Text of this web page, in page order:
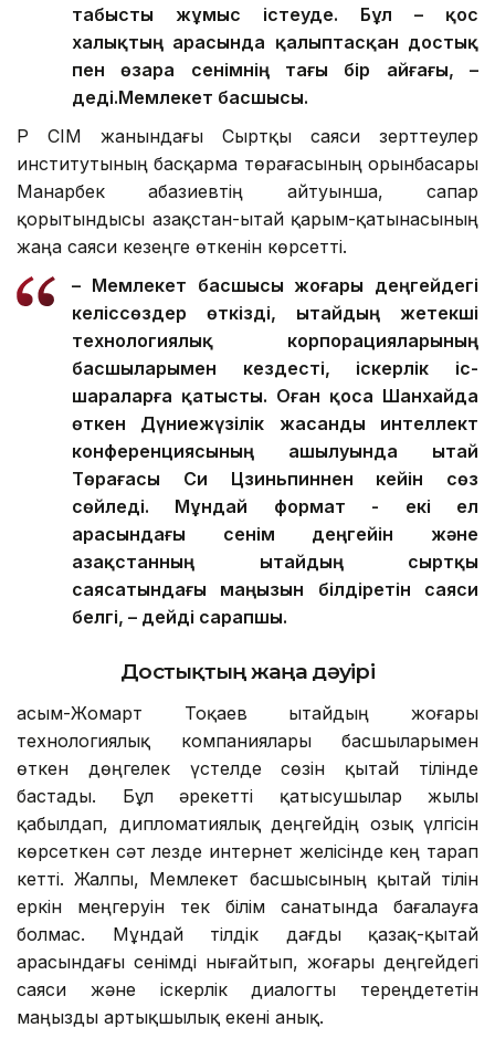
табысты жұмыс істеуде. Бұл – қос
халықтың арасында қалыптасқан достық
пен өзара сенімнің тағы бір айғағы, –
деді.Мемлекет басшысы.
ҚР СІМ жанындағы Сыртқы саяси зерттеулер
институтының басқарма төрағасының орынбасары
Манарбек Қабазиевтің айтуынша, сапар
қорытындысы Қазақстан-Қытай қарым-қатынасының
жаңа саяси кезеңге өткенін көрсетті.
– Мемлекет басшысы жоғары деңгейдегі
келіссөздер өткізді, Қытайдың жетекші
технологиялық корпорацияларының
басшыларымен кездесті, іскерлік іс-
шараларға қатысты. Оған қоса Шанхайда
өткен Дүниежүзілік жасанды интеллект
конференциясының ашылуында Қытай
Төрағасы Си Цзиньпиннен кейін сөз
сөйледі. Мұндай формат - екі ел
арасындағы сенім деңгейін және
Қазақстанның Қытайдың сыртқы
саясатындағы маңызын білдіретін саяси
белгі, – дейді сарапшы.
Достықтың жаңа дәуірі
Қасым-Жомарт Тоқаев Қытайдың жоғары
технологиялық компаниялары басшыларымен
өткен дөңгелек үстелде сөзін қытай тілінде
бастады. Бұл әрекетті қатысушылар жылы
қабылдап, дипломатиялық деңгейдің озық үлгісін
көрсеткен сәт лезде интернет желісінде кең тарап
кетті. Жалпы, Мемлекет басшысының қытай тілін
еркін меңгеруін тек білім санатында бағалауға
болмас. Мұндай тілдік дағды қазақ-қытай
арасындағы сенімді нығайтып, жоғары деңгейдегі
саяси және іскерлік диалогты тереңдететін
маңызды артықшылық екені анық.